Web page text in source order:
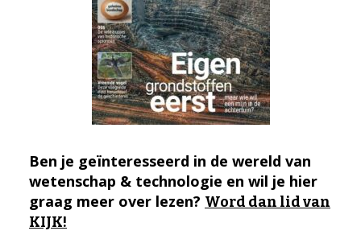
Ben je geïnteresseerd in de wereld van
wetenschap & technologie en wil je hier
graag meer over lezen? Word dan lid van
KIJK!